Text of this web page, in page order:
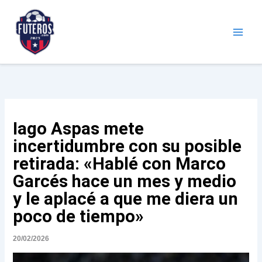
contenido
Iago Aspas mete
incertidumbre con su posible
retirada: «Hablé con Marco
Garcés hace un mes y medio
y le aplacé a que me diera un
poco de tiempo»
20/02/2026